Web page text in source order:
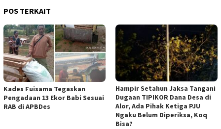
POS TERKAIT
Kades Fuisama Tegaskan
Pengadaan 13 Ekor Babi Sesuai
RAB di APBDes
Hampir Setahun Jaksa Tangani
Dugaan TIPIKOR Dana Desa di
Alor, Ada Pihak Ketiga PJU
Ngaku Belum Diperiksa, Koq
Bisa?